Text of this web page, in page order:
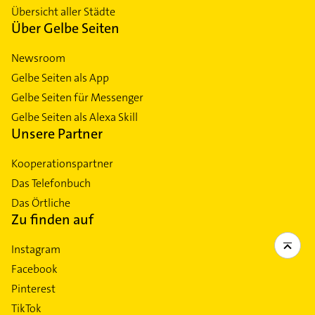
Übersicht aller Städte
Über Gelbe Seiten
Newsroom
Gelbe Seiten als App
Gelbe Seiten für Messenger
Gelbe Seiten als Alexa Skill
Unsere Partner
Kooperationspartner
Das Telefonbuch
Das Örtliche
Zu finden auf
Instagram
Facebook
Pinterest
TikTok